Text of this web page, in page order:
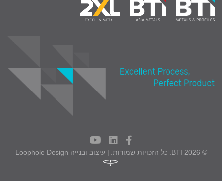
© 2026 BTI. כל הזכויות שמורות. | עיצוב ובנייה Loophole Design